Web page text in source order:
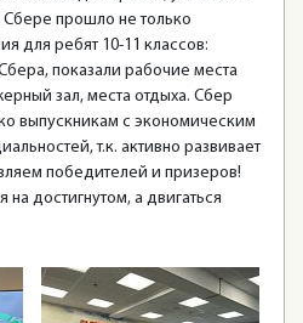
Сбере прошло не только
для ребят 10-11 классов:
показали рабочие места
зал, места отдыха. Сбер
выпускникам с экономическим
т.к. активно развивает
победителей и призеров!
достигнутом, а двигаться